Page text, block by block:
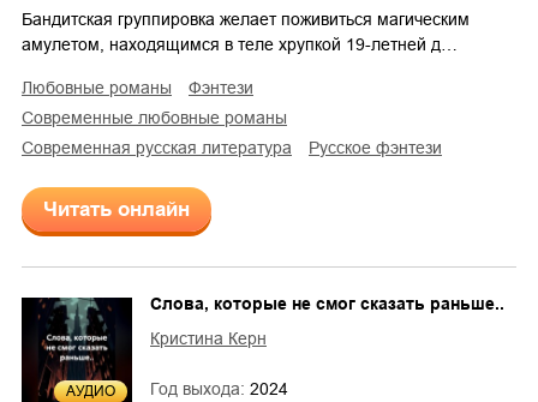
Бандитская группировка желает поживиться магическим
амулетом, находящимся в теле хрупкой 19-летней д…
любовные романы
фэнтези
современные любовные романы
современная русская литература
русское фэнтези
Читать онлайн
AУДИО
Слова, которые не смог сказать раньше..
Кристина Керн
Год выхода: 2024